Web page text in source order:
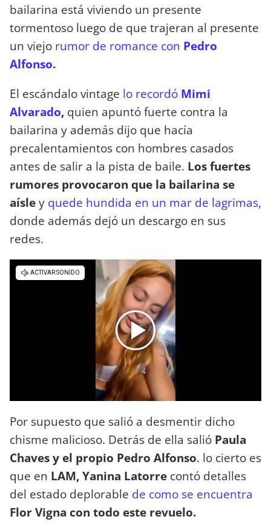
bailarina está viviendo un presente
tormentoso luego de que trajeran al presente
un viejo rumor de romance con Pedro
Alfonso.
El escándalo vintage lo recordó Mimi
Alvarado, quien apuntó fuerte contra la
bailarina y además dijo que hacía
precalentamientos con hombres casados
antes de salir a la pista de baile. Los fuertes
rumores provocaron que la bailarina se
aísley quede hundida en un mar de lagrimas,
donde además dejó un descargo en sus
redes.
Por supuesto que salió a desmentir dicho
chisme malicioso. Detrás de ella salió Paula
Chaves y el propio Pedro Alfonso. lo cierto es
que en LAM, Yanina Latorre contó detalles
del estado deplorable de como se encuentra
Flor Vigna con todo este revuelo.